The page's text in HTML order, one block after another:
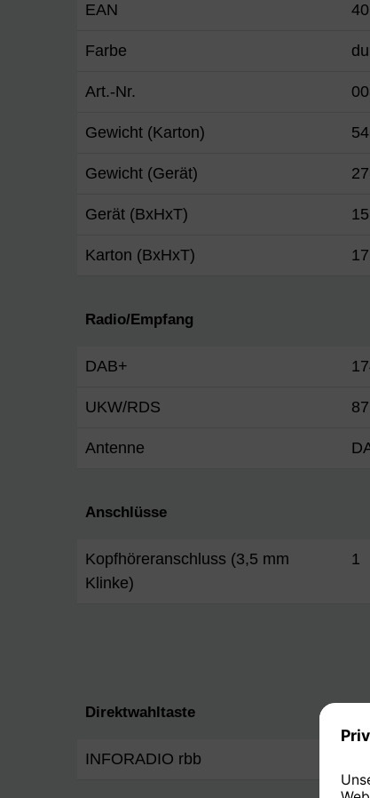
EAN
Farbe
Art.-Nr.
Gewicht (Karton)
Gewicht (Gerät)
Gerät (BxHxT)
Karton (BxHxT)
Radio/Empfang
DAB+
UKW/RDS
Antenne
Anschlüsse
Kopfhöreranschluss (3,5 mm
Klinke)
1
Direktwahltaste
INFORADIO rbb